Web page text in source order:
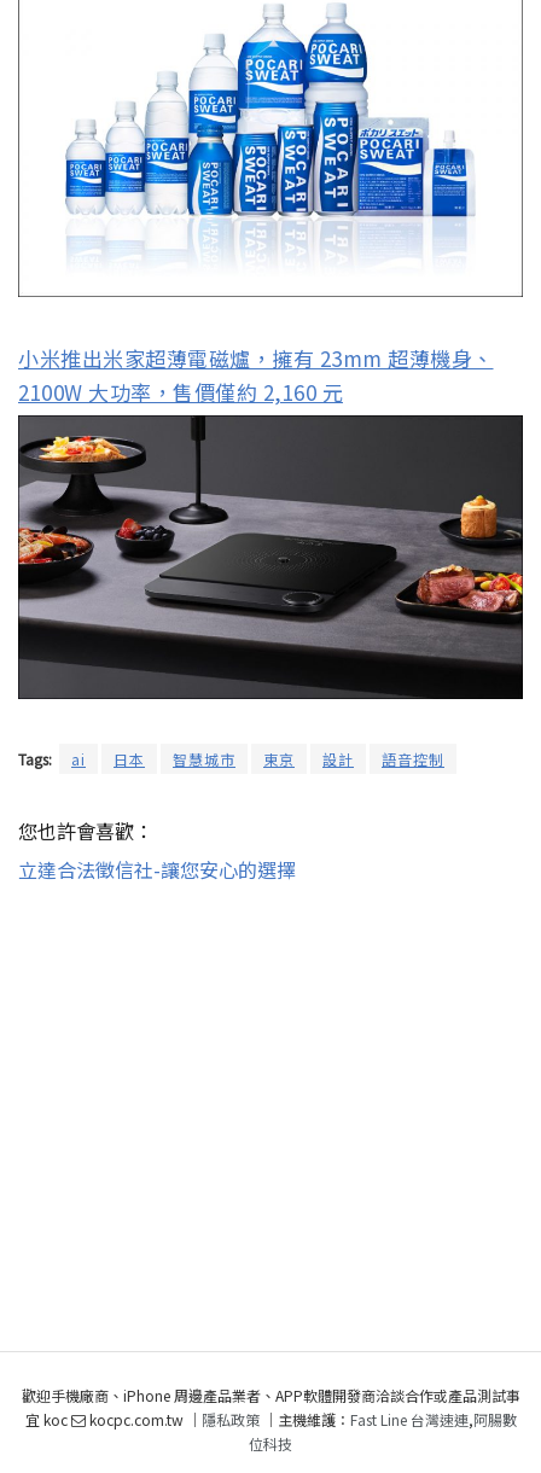
小米推出米家超薄電磁爐，擁有 23mm 超薄機身、
2100W 大功率，售價僅約 2,160 元
Tags: ai 日本 智慧城市 東京 設計 語音控制
您也許會喜歡：
立達合法徵信社-讓您安心的選擇
歡迎手機廠商、iPhone 周邊產品業者、APP軟體開發商洽談合作或產品測試事
宜 koc
kocpc.com.tw ｜ 隱私政策｜主機維護： Fast Line 台灣速連,阿腸數
位科技